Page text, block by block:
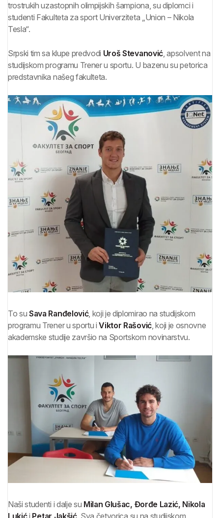
trostrukih uzastopnih olimpijskih šampiona, su diplomci i
studenti Fakulteta za sport Univerziteta „Union – Nikola
Tesla“.
Srpski tim sa klupe predvodi Uroš Stevanović, apsolvent na
studijskom programu Trener u sportu. U bazenu su petorica
predstavnika našeg fakulteta.
To suSava Ranđelović, koji je diplomirao na studijskom
programu Trener u sportu iViktor Rašović, koji je osnovne
akademske studije završio na Sportskom novinarstvu.
Naši studenti i dalje su Milan Glušac, Đorđe Lazić, Nikola
Lukići Petar Jakšić. Sva četvorica su na studijskom